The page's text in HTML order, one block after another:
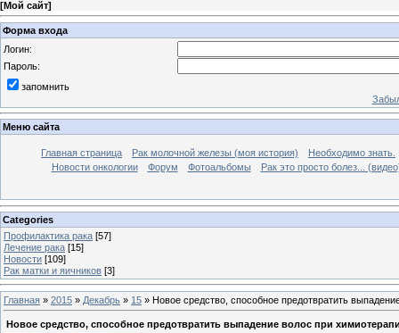
[Мой сайт]
Форма входа
Логин:
Пароль:
запомнить
Меню сайта
Главная страница Рак молочной железы (моя история)
Необходимо знать.
Новости онкологии
Форум Фотоальбомы Рак это просто болез...
Categories
Профилактика рака [57]
Лечение рака [15]
Новости [109]
Рак матки и яичников [3]
Главная » 2015 » Декабрь » 15 » Новое средство, способное предотвратить
Новое средство, способное предотвратить выпадение волос при